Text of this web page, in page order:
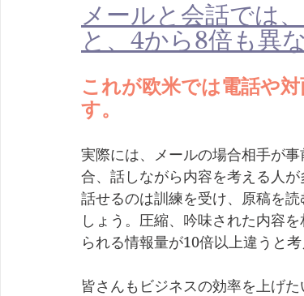
メールと会話では
と、4から8倍も異
これが欧米では電話や
す。
実際には、メールの場合相手が
合、話しながら内容を考える人
話せるのは訓練を受け、原稿を
しょう。圧縮、吟味された内容
られる情報量が10倍以上違うと考
皆さんもビジネスの効率を上げ